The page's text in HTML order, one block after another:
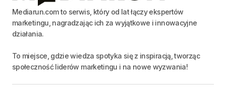
Mediarun.com to serwis, który od lat łączy ekspertów
marketingu, nagradzając ich za wyjątkowe i innowacyjne
działania.
To miejsce, gdzie wiedza spotyka się z inspiracją, tworząc
społeczność liderów marketingu i na nowe wyzwania!